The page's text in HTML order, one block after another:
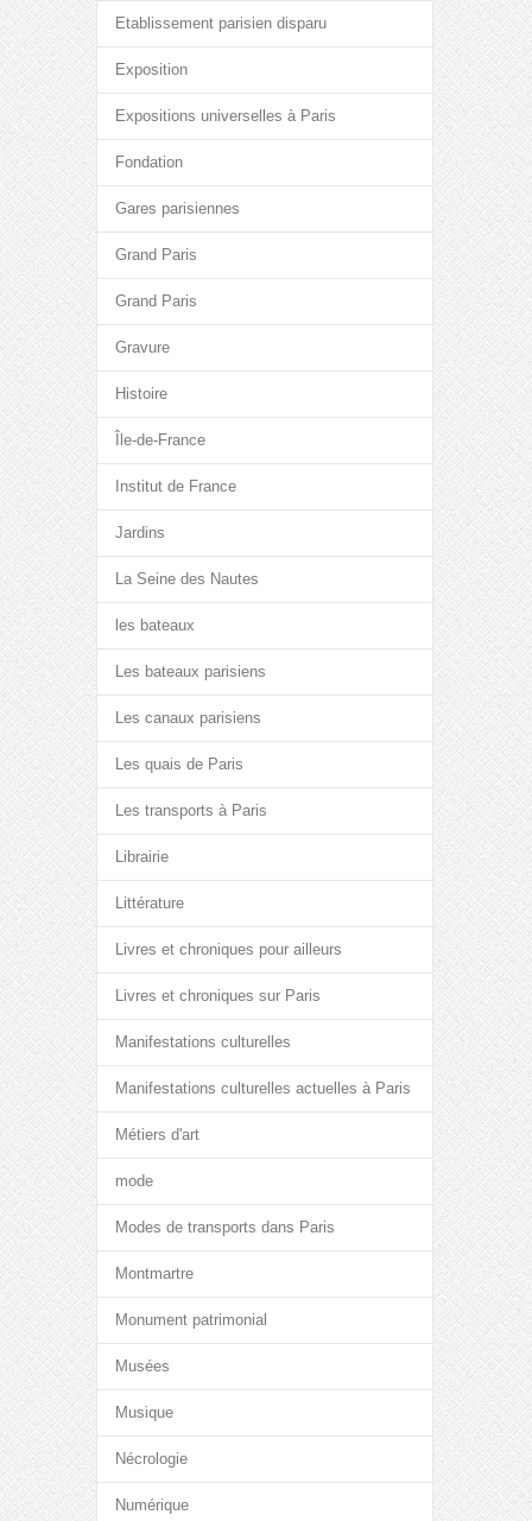
Etablissement parisien disparu
Exposition
Expositions universelles à Paris
Fondation
Gares parisiennes
Grand Paris
Grand Paris
Gravure
Histoire
Île-de-France
Institut de France
Jardins
La Seine des Nautes
les bateaux
Les bateaux parisiens
Les canaux parisiens
Les quais de Paris
Les transports à Paris
Librairie
Littérature
Livres et chroniques pour ailleurs
Livres et chroniques sur Paris
Manifestations culturelles
Manifestations culturelles actuelles à Paris
Métiers d'art
mode
Modes de transports dans Paris
Montmartre
Monument patrimonial
Musées
Musique
Nécrologie
Numérique